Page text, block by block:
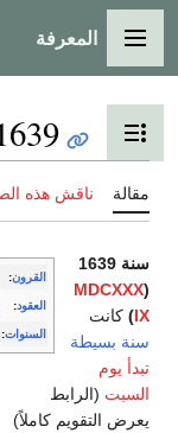
القائمة الرئيسية
المعرفة
تبديل عرض جدول
مقالة ناقش هذه
القرون:
العقود:
السنوات:
سنة 1639
(
MDCXXX
IX
) كانت
سنة بسيطة
تبدأ يوم
السبت (الرابط
يعرض التقويم كاملاً)